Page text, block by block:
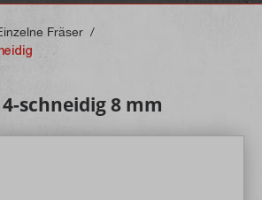
Fräser /
schneidig 8 mm